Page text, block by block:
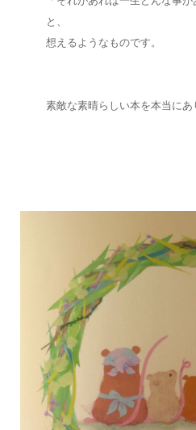
と、
想えるようなものです。
素敵な素晴らしい本を本当にあ